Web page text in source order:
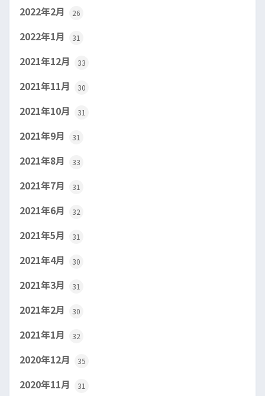
2022年2月 26
2022年1月 31
2021年12月 33
2021年11月 30
2021年10月 31
2021年9月 31
2021年8月 33
2021年7月 31
2021年6月 32
2021年5月 31
2021年4月 30
2021年3月 31
2021年2月 30
2021年1月 32
2020年12月 35
2020年11月 31